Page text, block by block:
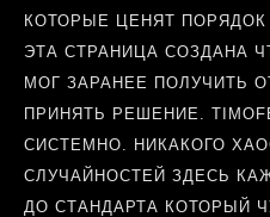
КОТОРЫЕ ЦЕНЯТ ПОРЯДОК
ЭТА СТРАНИЦА СОЗДАНА
МОГ ЗАРАНЕЕ ПОЛУЧИТЬ
ПРИНЯТЬ РЕШЕНИЕ.
СИСТЕМНО. НИКАКОГО
СЛУЧАЙНОСТЕЙ ЗДЕСЬ
ДО СТАНДАРТА КОТОРЫЙ